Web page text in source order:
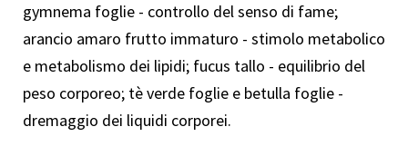
gymnema foglie - controllo del senso di fame;
arancio amaro frutto immaturo - stimolo metabolico
e metabolismo dei lipidi; fucus tallo - equilibrio del
peso corporeo; tè verde foglie e betulla foglie -
dremaggio dei liquidi corporei.